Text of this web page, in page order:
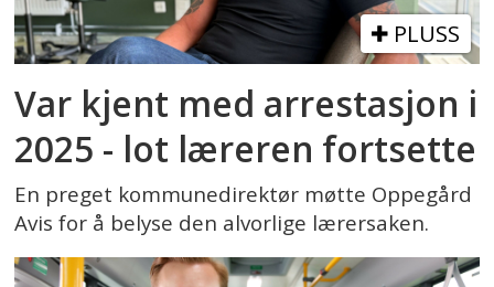
PLUSS
Var kjent med arrestasjon i
2025 - lot læreren fortsette
En preget kommunedirektør møtte Oppegård
Avis for å belyse den alvorlige lærersaken.